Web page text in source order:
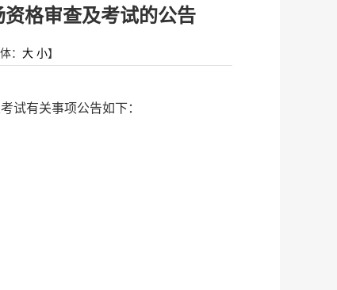
格审查及考试的公告
： 大 小】
试有关事项公告如下：